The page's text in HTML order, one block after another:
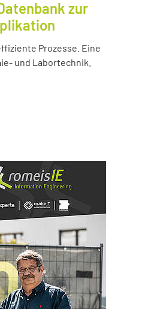
zur
Prozesse. Eine
und Labortechnik.